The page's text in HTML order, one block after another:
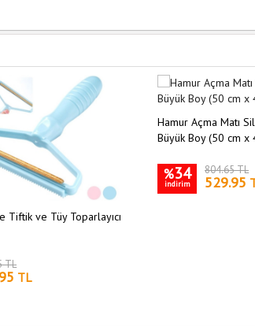
Tiftik ve Tüy Toparlayıcı
TL
TL
Hamur Açma Matı
Büyük Boy (50 cm x
%34
indirim
804.65 TL
529.95